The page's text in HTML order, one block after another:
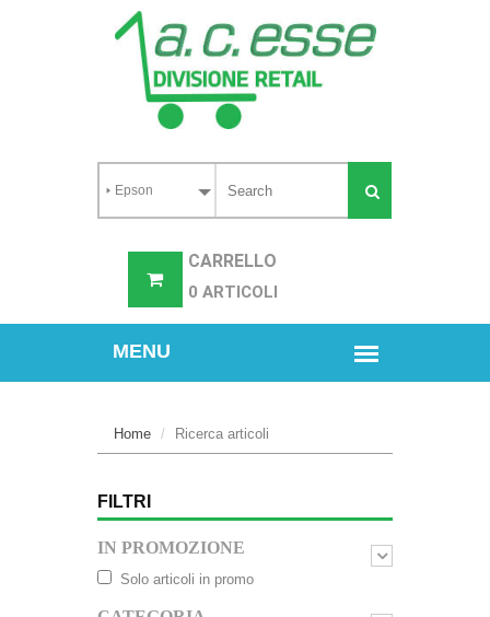
CARRELLO
0 ARTICOLI
Home Ricerca articoli
FILTRI
IN PROMOZIONE
Solo articoli in promo